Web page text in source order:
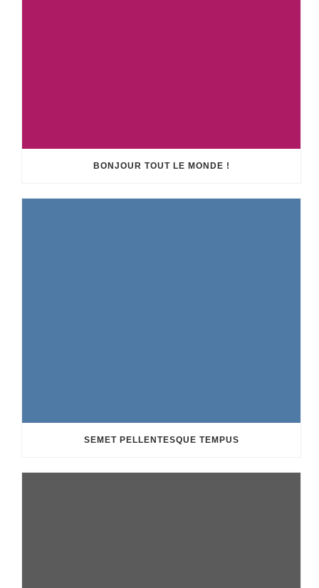
BONJOUR TOUT LE MONDE !
SEMET PELLENTESQUE TEMPUS